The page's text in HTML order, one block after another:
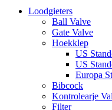
Loodgieters
Ball Valve
Gate Valve
Hoekklep
US
US
Europa
Bibcock
Kontrolearje
Filter